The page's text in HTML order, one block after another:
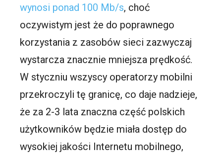
wynosi ponad 100 Mb/s, choć
oczywistym jest że do poprawnego
korzystania z zasobów sieci zazwyczaj
wystarcza znacznie mniejsza prędkość.
W styczniu wszyscy operatorzy mobilni
przekroczyli tę granicę, co daje nadzieje,
że za 2-3 lata znaczna część polskich
użytkowników będzie miała dostęp do
wysokiej jakości Internetu mobilnego,